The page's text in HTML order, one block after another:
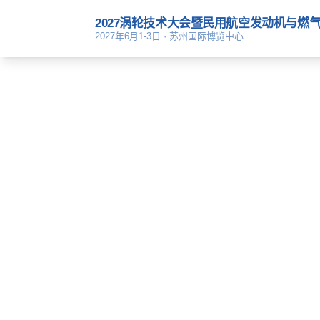
2027涡轮技术大会暨民用航空发动机与燃
2027年6月1-3日 · 苏州国际博览中心